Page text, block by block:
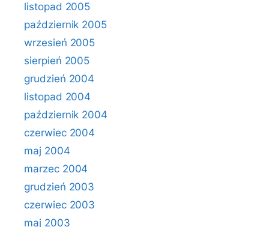
listopad 2005
październik 2005
wrzesień 2005
sierpień 2005
grudzień 2004
listopad 2004
październik 2004
czerwiec 2004
maj 2004
marzec 2004
grudzień 2003
czerwiec 2003
maj 2003